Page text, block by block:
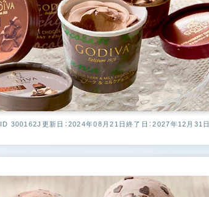
300162J 更新日：2024年08月21日終了日：2027年12月31日